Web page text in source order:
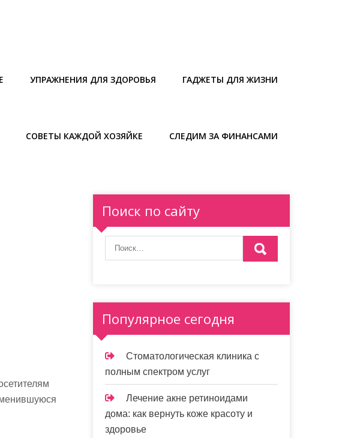
УПРАЖНЕНИЯ ДЛЯ ЗДОРОВЬЯ ГАДЖЕТЫ ДЛЯ ЖИЗНИ
СОВЕТЫ КАЖДОЙ ХОЗЯЙКЕ СЛЕДИМ ЗА ФИНАНСАМИ
Поиск по сайту
Популярное сегодня
Стоматологическая клиника с
полным спектром услуг
Лечение акне ретиноидами
дома: как вернуть коже красоту и
здоровье